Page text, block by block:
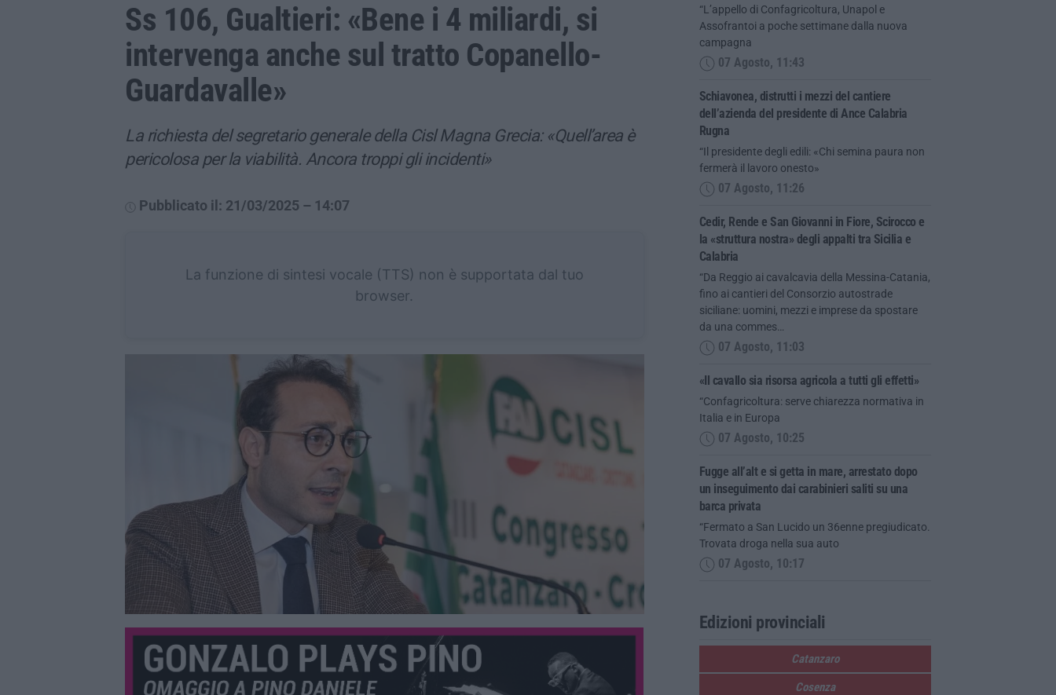
Ss 106, Gualtieri: «Bene i 4 miliardi, si
intervenga anche sul tratto Copanello-
Guardavalle»
La richiesta del segretario generale della Cisl Magna Grecia: «Quell’area è
pericolosa per la viabilità. Ancora troppi gli incidenti»
Pubblicato il: 21/03/2025 – 14:07
La funzione di sintesi vocale (TTS) non è supportata dal tuo
browser.
“L’appello di Confagricoltura, Unapol e
Assofrantoi a poche settimane dalla nuova
campagna
07 Agosto, 11:43
Schiavonea, distrutti i mezzi del cantiere
dell’azienda del presidente di Ance Calabria
Rugna
“Il presidente degli edili: «Chi semina paura non
fermerà il lavoro onesto»
07 Agosto, 11:26
Cedir, Rende e San Giovanni in Fiore, Scirocco e
la «struttura nostra» degli appalti tra Sicilia e
Calabria
“Da Reggio ai cavalcavia della Messina-Catania,
fino ai cantieri del Consorzio autostrade
siciliane: uomini, mezzi e imprese da spostare
da una commes…
07 Agosto, 11:03
«Il cavallo sia risorsa agricola a tutti gli effetti»
“Confagricoltura: serve chiarezza normativa in
Italia e in Europa
07 Agosto, 10:25
Fugge all’alt e si getta in mare, arrestato dopo
un inseguimento dai carabinieri saliti su una
barca privata
“Fermato a San Lucido un 36enne pregiudicato.
Trovata droga nella sua auto
07 Agosto, 10:17
Edizioni provinciali
Catanzaro
Cosenza